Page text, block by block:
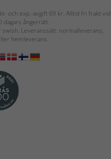
och exp.-avgift 69 kr. Alltid fri frakt vid
dagars ångerrätt.
Leveranssätt: normalleverans,
hemleverans.